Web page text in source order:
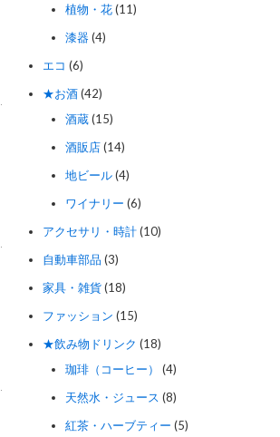
植物・花(11)
漆器(4)
エコ (6)
★お酒(42)
酒蔵(15)
酒販店(14)
地ビール(4)
ワイナリー (6)
アクセサリ・時計(10)
自動車部品 (3)
家具・雑貨(18)
ファッション (15)
★飲み物ドリンク (18)
珈琲（コーヒー）
(4)
天然水・ジュース (8)
紅茶・ハーブティー (5)